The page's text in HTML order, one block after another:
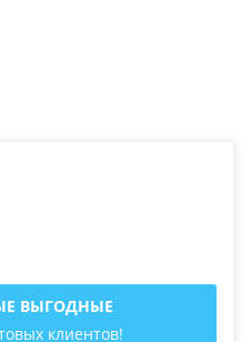
ВЫГОДНЫЕ
клиентов!